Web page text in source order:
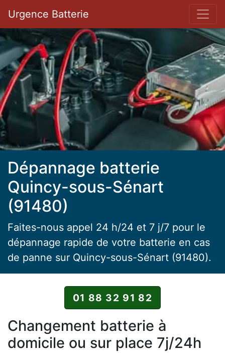
Urgence Batterie Bar
Dépannage batterie
Quincy-sous-Sénart
(91480)
Faites-nous appel 24 h/24 et 7 j/7 pour le
dépannage rapide de votre batterie en cas
de panne sur Quincy-sous-Sénart (91480).
01 88 32 91 82
Changement batterie à
domicile ou sur place 7j/24h